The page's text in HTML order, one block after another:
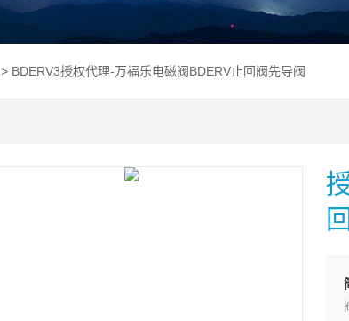
> BDERV3授权代理-万福乐电磁阀BDERV止回阀先导阀